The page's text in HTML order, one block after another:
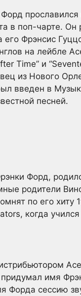
в поп-чарте.
Фрэнсис
на лейбле
Time” и
из Нового
введен в
песней.
Форд,
родители
по его хиту
когда
имя
Форда сессию